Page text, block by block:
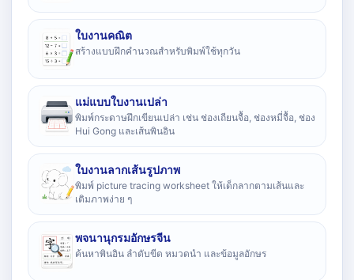
ใบงานคณิต
สร้างแบบฝึกคำนวณสำหรับพิมพ์ใช้ทุกวัน
แม่แบบใบงานเปล่า
พิมพ์กระดาษฝึกเขียนเปล่า เช่น ช่องเถียนจื้อ, ช่องหมี่จื้อ, ช่อง
Hui Gong และเส้นพินอิน
ใบงานลากเส้นรูปภาพ
พิมพ์ picture tracing worksheet ให้เด็กลากตามเส้นและ
เติมภาพง่าย ๆ
พจนานุกรมอักษรจีน
ค้นหาพินอิน ลำดับขีด หมวดนำ และข้อมูลอักษร